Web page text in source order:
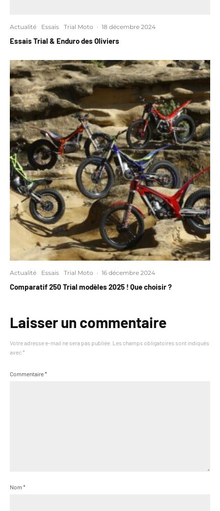
Actualité Essais Trial Moto · 18 décembre 2024
Essais Trial & Enduro des Oliviers
Actualité Essais Trial Moto · 16 décembre 2024
Comparatif 250 Trial modèles 2025 ! Que choisir ?
Laisser un commentaire
Votre adresse e-mail ne sera pas publiée. Les champs obligatoires sont indiqués
avec *
Commentaire*
Nom *